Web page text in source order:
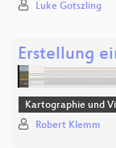
Luke Gotszling
Erstellung
Kartographie und
Robert Klemm